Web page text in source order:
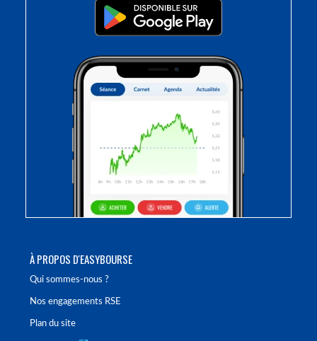
À PROPOS D'EASYBOURSE
Qui sommes-nous ?
Nos engagements RSE
Plan du site